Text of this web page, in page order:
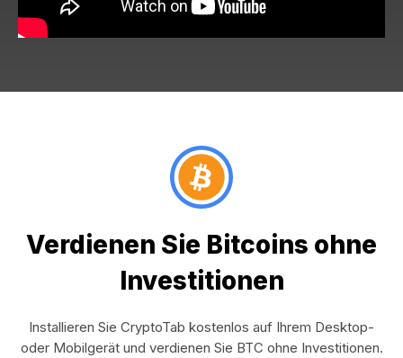
Verdienen Sie Bitcoins ohne
Investitionen
Installieren Sie CryptoTab kostenlos auf Ihrem Desktop-
oder Mobilgerät und verdienen Sie BTC ohne Investitionen.